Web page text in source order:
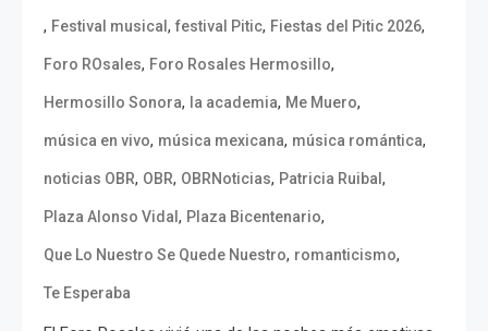
, Festival musical , festival Pitic, Fiestas del Pitic 2026,
Foro ROsales, Foro Rosales Hermosillo,
Hermosillo Sonora, la academia, Me Muero,
música en vivo, música mexicana, música romántica,
noticias OBR, OBR, OBRNoticias, Patricia Ruibal ,
Plaza Alonso Vidal , Plaza Bicentenario,
Que Lo Nuestro Se Quede Nuestro, romanticismo,
Te Esperaba